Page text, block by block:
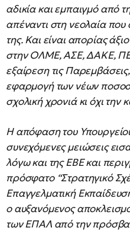
αδικία και εμπαιγμό από
απέναντι στη νεολαία που
της. Και είναι απορίας
στην ΟΛΜΕ, ΑΣΕ, ΔΑΚΕ,
εξαίρεση τις
εφαρμογή των νέων
σχολική χρονιά κι όχι την
Η απόφαση του
συνεχόμενες μειώσεις
λόγω και της ΕΒΕ και
πρόσφατο “Στρατηγικό
Επαγγελματική
ο αυξανόμενος
των ΕΠΑΛ από την